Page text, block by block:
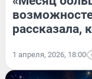
рассказала,
1 апреля, 2026, 18:00